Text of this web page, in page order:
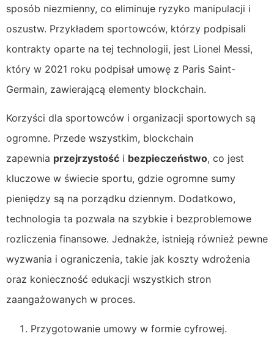
sposób niezmienny, co eliminuje ryzyko manipulacji i
oszustw. Przykładem sportowców, którzy podpisali
kontrakty oparte na tej technologii, jest Lionel Messi,
który w 2021 roku podpisał umowę z Paris Saint-
Germain, zawierającą elementy blockchain.
Korzyści dla sportowców i organizacji sportowych są
ogromne. Przede wszystkim, blockchain
zapewnia przejrzystość i bezpieczeństwo, co jest
kluczowe w świecie sportu, gdzie ogromne sumy
pieniędzy są na porządku dziennym. Dodatkowo,
technologia ta pozwala na szybkie i bezproblemowe
rozliczenia finansowe. Jednakże, istnieją również pewne
wyzwania i ograniczenia, takie jak koszty wdrożenia
oraz konieczność edukacji wszystkich stron
zaangażowanych w proces.
Przygotowanie umowy w formie cyfrowej.